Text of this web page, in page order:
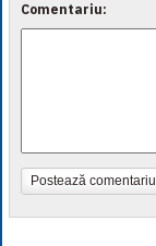
Comentariu:
Postează comentariul